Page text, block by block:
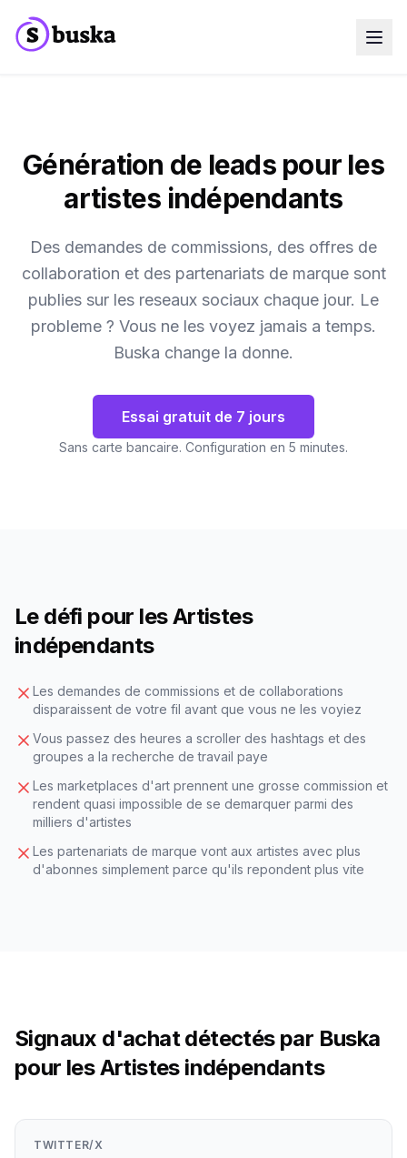
Équipes Growth
Découvrir Eko
NEW
Docs
Essai gratuit
Génération de leads pour les
artistes indépendants
Des demandes de commissions, des offres de
collaboration et des partenariats de marque sont
publies sur les reseaux sociaux chaque jour. Le
probleme ? Vous ne les voyez jamais a temps.
Buska change la donne.
Essai gratuit de 7 jours
Sans carte bancaire. Configuration en 5 minutes.
Le défi pour les Artistes
indépendants
Les demandes de commissions et de collaborations
disparaissent de votre fil avant que vous ne les voyiez
Vous passez des heures a scroller des hashtags et des
groupes a la recherche de travail paye
Les marketplaces d'art prennent une grosse commission et
rendent quasi impossible de se demarquer parmi des
milliers d'artistes
Les partenariats de marque vont aux artistes avec plus
d'abonnes simplement parce qu'ils repondent plus vite
Signaux d'achat détectés par Buska
pour les Artistes indépendants
TWITTER/X